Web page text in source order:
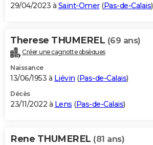
29/04/2023 à Saint-Omer(Pas-de-Calais)
Therese THUMEREL (69 ans)
Créer une cagnotte obsèques
Naissance
13/06/1953 à Liévin (Pas-de-Calais)
Décès
23/11/2022 à Lens (Pas-de-Calais)
Rene THUMEREL (81 ans)